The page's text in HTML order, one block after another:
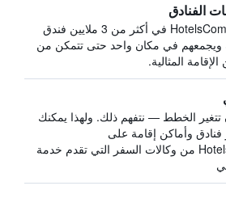
الفنادق
يبحث HotelsCombined في أكثر من 3 ملايين فندق
ويجمعهم في مكان واحد حتى تتمكن من
المثالية.
تتغير الخطط — نتفهم ذلك. ولهذا يمكنك
وأماكن إقامة على
HotelsCombined من وكالات السفر التي تقدم خدمة